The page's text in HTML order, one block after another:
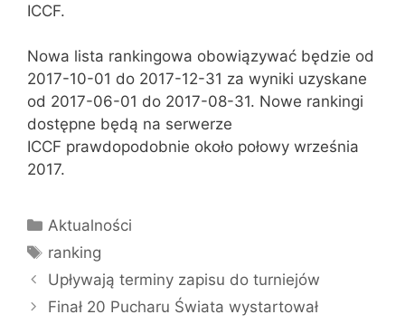
ICCF.
Nowa lista rankingowa obowiązywać będzie od
2017-10-01 do 2017-12-31 za wyniki uzyskane
od 2017-06-01 do 2017-08-31. Nowe rankingi
dostępne będą na serwerze
ICCF prawdopodobnie około połowy września
2017.
Kategorie
Aktualności
Tagi
ranking
Upływają terminy zapisu do turniejów
Finał 20 Pucharu Świata wystartował